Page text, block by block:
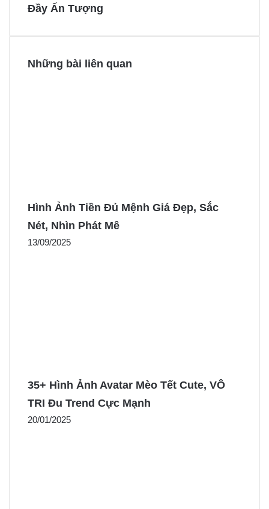
k
s e e
Đầy Ấn Tượng
Những bài liên quan
Hình Ảnh Tiền Đủ Mệnh Giá Đẹp, Sắc
Nét, Nhìn Phát Mê
13/09/2025
35+ Hình Ảnh Avatar Mèo Tết Cute, VÔ
TRI Đu Trend Cực Mạnh
20/01/2025